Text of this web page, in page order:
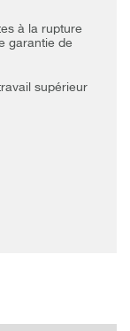
à la rupture
garantie de
supérieur